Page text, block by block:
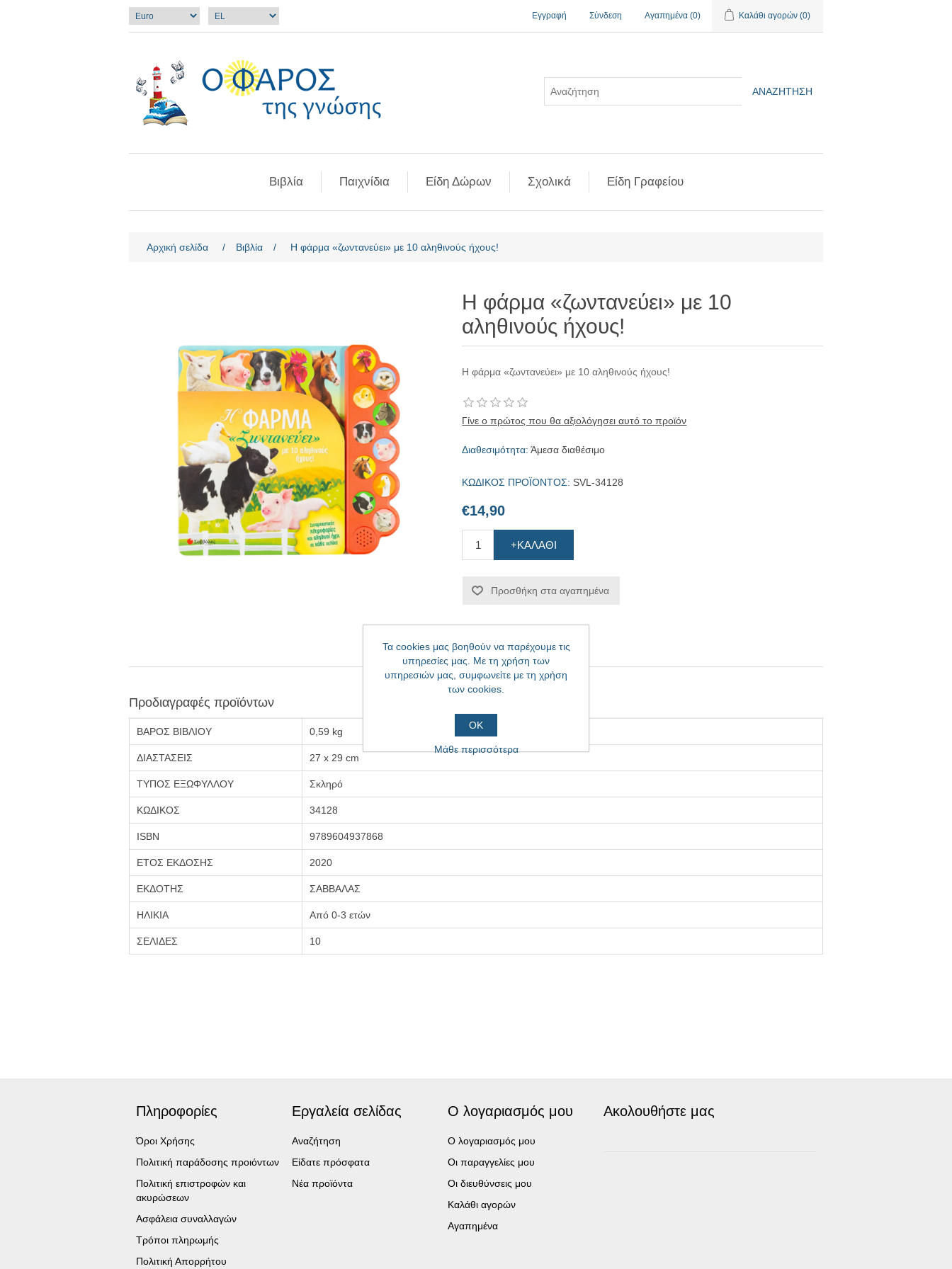
Εγγραφή Σύνδεση Αγαπημένα (0) Καλάθι αγορών (0)
ΑΝΑΖΉΤΗΣΗ
Βιβλία Παιχνίδια Είδη Δώρων Σχολικά Είδη Γραφείου
Αρχική σελίδα / Βιβλία / Η φάρμα «ζωντανεύει» με 10 αληθινούς ήχους!
Η φάρμα «ζωντανεύει» με 10
αληθινούς ήχους!
Η φάρμα «ζωντανεύει» με 10 αληθινούς ήχους!
Γίνε ο πρώτος που θα αξιολόγησει αυτό το προϊόν
Διαθεσιμότητα: Άμεσα διαθέσιμο
ΚΩΔΙΚΟΣ ΠΡΟΪΟΝΤΟΣ: SVL-34128
€14,90
+ΚΑΛΆΘΙ
Προσθήκη στα αγαπημένα
Προδιαγραφές προϊόντων
ΒΑΡΟΣ ΒΙΒΛΙΟΥ 0,59 kg
ΔΙΑΣΤΑΣΕΙΣ 27 x 29 cm
ΤΥΠΟΣ ΕΞΩΦΥΛΛΟΥ Σκληρό
ΚΩΔΙΚΟΣ 34128
ISBN 9789604937868
ΕΤΟΣ ΕΚΔΟΣΗΣ 2020
ΕΚΔΟΤΗΣ ΣΑΒΒΑΛΑΣ
ΗΛΙΚΙΑ Από 0-3 ετών
ΣΕΛΙΔΕΣ 10
Πληροφορίες
Όροι Χρήσης
Πολιτική παράδοσης προιόντων
Πολιτική επιστροφών και
ακυρώσεων
Ασφάλεια συναλλαγών
Τρόποι πληρωμής
Πολιτική Απορρήτου
Εργαλεία σελίδας
Αναζήτηση
Είδατε πρόσφατα
Νέα προϊόντα
Ο λογαριασμός μου
Ο λογαριασμός μου
Οι παραγγελίες μου
Οι διευθύνσεις μου
Καλάθι αγορών
Αγαπημένα
Ακολουθήστε μας
Τα cookies μας βοηθούν να παρέχουμε τις
υπηρεσίες μας. Με τη χρήση των
υπηρεσιών μας, συμφωνείτε με τη χρήση
των cookies.
ΟΚ
Μάθε περισσότερα